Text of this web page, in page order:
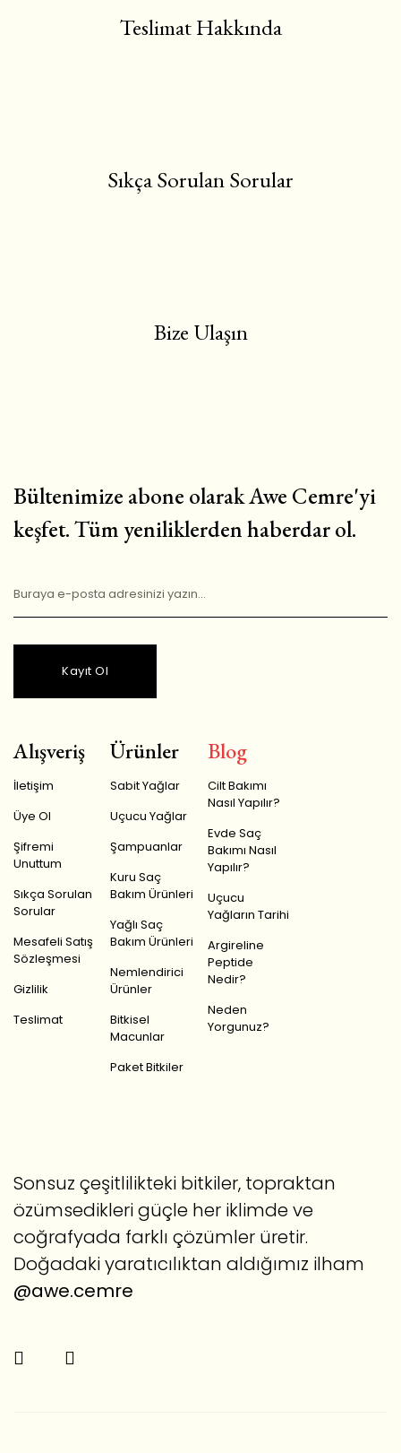
Teslimat Hakkında
Sıkça Sorulan Sorular
Bize Ulaşın
Bültenimize abone olarak Awe Cemre'yi
keşfet. Tüm yeniliklerden haberdar ol.
Kayıt Ol
Alışveriş
İletişim
Üye Ol
Şifremi
Unuttum
Sıkça Sorulan
Sorular
Mesafeli Satış
Sözleşmesi
Gizlilik
Teslimat
Ürünler
Sabit Yağlar
Uçucu Yağlar
Şampuanlar
Kuru Saç
Bakım Ürünleri
Yağlı Saç
Bakım Ürünleri
Nemlendirici
Ürünler
Bitkisel
Macunlar
Paket Bitkiler
Blog
Cilt Bakımı
Nasıl Yapılır?
Evde Saç
Bakımı Nasıl
Yapılır?
Uçucu
Yağların Tarihi
Argireline
Peptide
Nedir?
Neden
Yorgunuz?
Sonsuz çeşitlilikteki bitkiler, topraktan
özümsedikleri güçle her iklimde ve
coğrafyada farklı çözümler üretir.
Doğadaki yaratıcılıktan aldığımız ilham
@awe.cemre